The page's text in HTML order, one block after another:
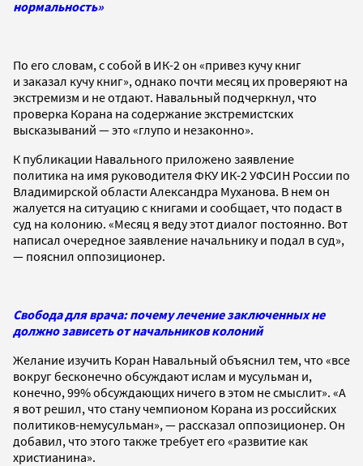
нормальность»
По его словам, с собой в ИК-2 он «привез кучу книг
и заказал кучу книг», однако почти месяц их проверяют на
экстремизм и не отдают. Навальный подчеркнул, что
проверка Корана на содержание экстремистских
высказываний — это «глупо и незаконно».
К публикации Навального приложено заявление
политика на имя руководителя ФКУ ИК-2 УФСИН России по
Владимирской области Александра Муханова. В нем он
жалуется на ситуацию с книгами и сообщает, что подаст в
суд на колонию. «Месяц я веду этот диалог постоянно. Вот
написал очередное заявление начальнику и подал в суд»,
— пояснил оппозиционер.
Свобода для врача: почему лечение заключенных не
должно зависеть от начальников колоний
Желание изучить Коран Навальный объяснил тем, что «все
вокруг бесконечно обсуждают ислам и мусульман и,
конечно, 99% обсуждающих ничего в этом не смыслит». «А
я вот решил, что стану чемпионом Корана из российских
политиков-немусульман», — рассказал оппозиционер. Он
добавил, что этого также требует его «развитие как
христианина».